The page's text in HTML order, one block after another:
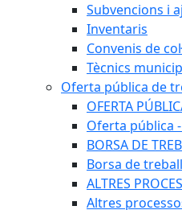
Subvencions i
Inventaris
Convenis de
Tècnics
Oferta pública de
OFERTA
Oferta pública
BORSA DE
Borsa de
ALTRES
Altres